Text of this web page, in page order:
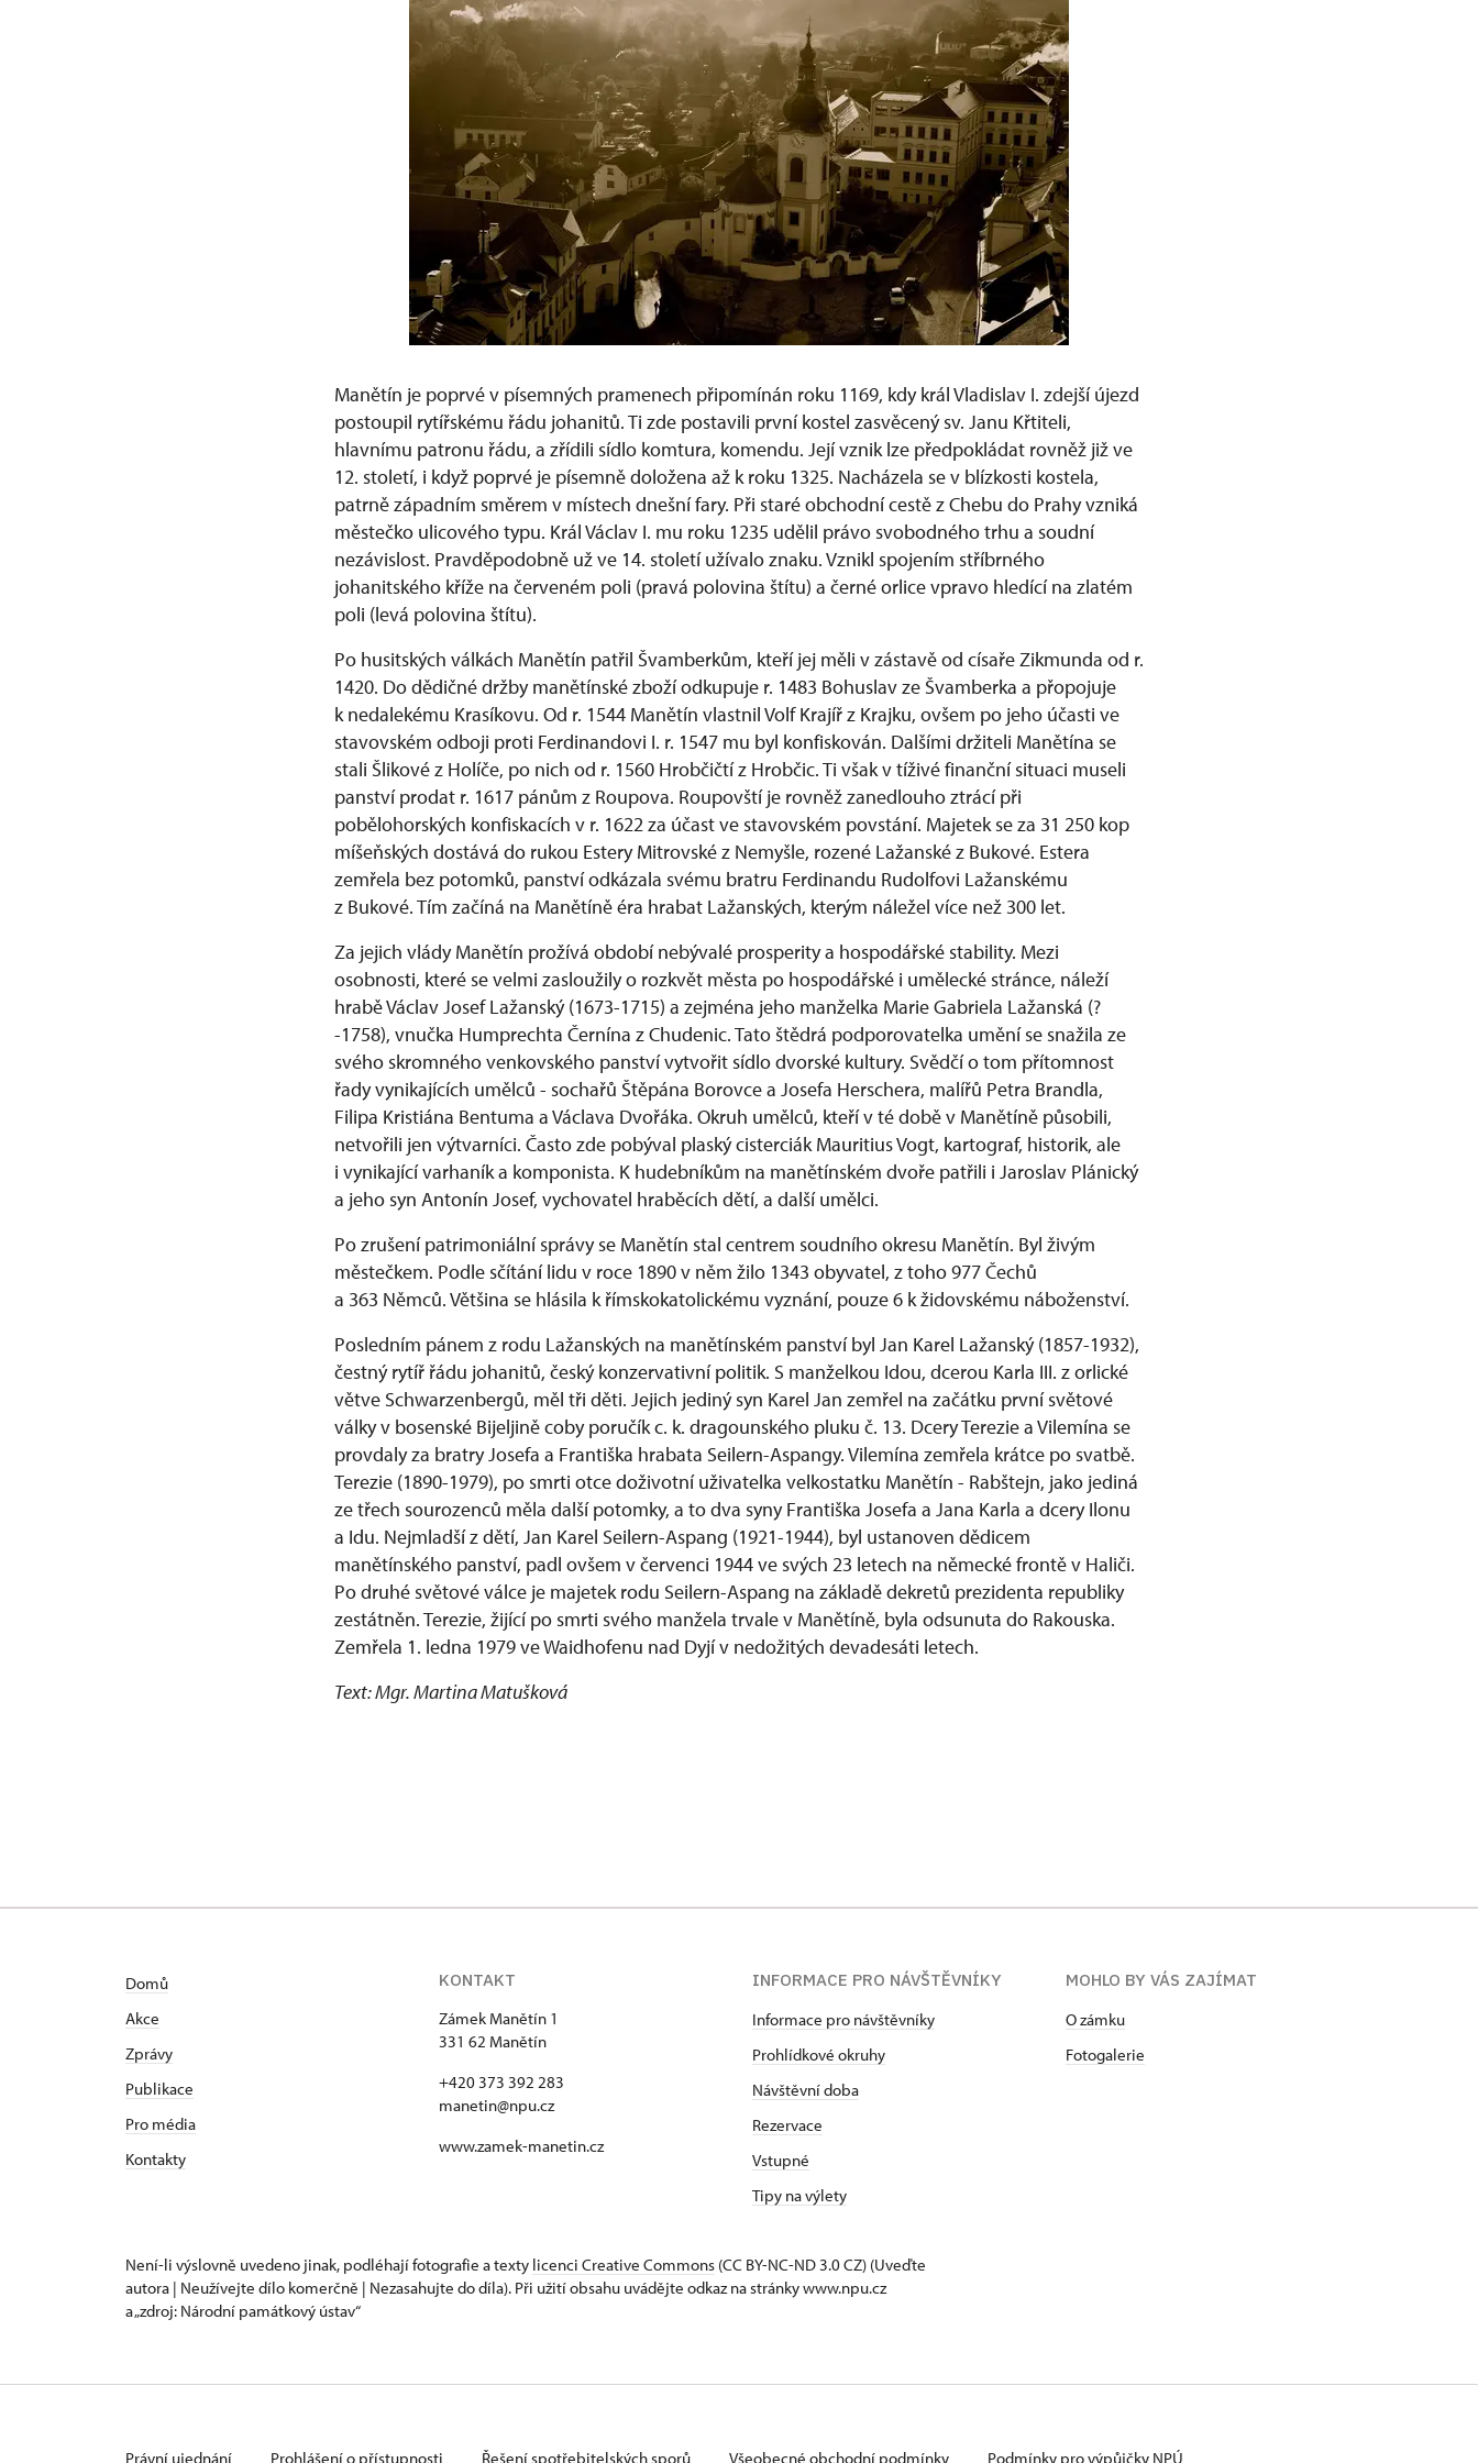
Manětín je poprvé v písemných pramenech připomínán roku 1169, kdy král Vladislav I. zdejší újezd
postoupil rytířskému řádu johanitů. Ti zde postavili první kostel zasvěcený sv. Janu Křtiteli,
hlavnímu patronu řádu, a zřídili sídlo komtura, komendu. Její vznik lze předpokládat rovněž již ve
12. století, i když poprvé je písemně doložena až k roku 1325. Nacházela se v blízkosti kostela,
patrně západním směrem v místech dnešní fary. Při staré obchodní cestě z Chebu do Prahy vzniká
městečko ulicového typu. Král Václav I. mu roku 1235 udělil právo svobodného trhu a soudní
nezávislost. Pravděpodobně už ve 14. století užívalo znaku. Vznikl spojením stříbrného
johanitského kříže na červeném poli (pravá polovina štítu) a černé orlice vpravo hledící na zlatém
poli (levá polovina štítu).
Po husitských válkách Manětín patřil Švamberkům, kteří jej měli v zástavě od císaře Zikmunda od r.
1420. Do dědičné držby manětínské zboží odkupuje r. 1483 Bohuslav ze Švamberka a přopojuje
k nedalekému Krasíkovu. Od r. 1544 Manětín vlastnil Volf Krajíř z Krajku, ovšem po jeho účasti ve
stavovském odboji proti Ferdinandovi I. r. 1547 mu byl konfiskován. Dalšími držiteli Manětína se
stali Šlikové z Holíče, po nich od r. 1560 Hrobčičtí z Hrobčic. Ti však v tíživé finanční situaci museli
panství prodat r. 1617 pánům z Roupova. Roupovští je rovněž zanedlouho ztrácí při
pobělohorských konfiskacích v r. 1622 za účast ve stavovském povstání. Majetek se za 31 250 kop
míšeňských dostává do rukou Estery Mitrovské z Nemyšle, rozené Lažanské z Bukové. Estera
zemřela bez potomků, panství odkázala svému bratru Ferdinandu Rudolfovi Lažanskému
z Bukové. Tím začíná na Manětíně éra hrabat Lažanských, kterým náležel více než 300 let.
Za jejich vlády Manětín prožívá období nebývalé prosperity a hospodářské stability. Mezi
osobnosti, které se velmi zasloužily o rozkvět města po hospodářské i umělecké stránce, náleží
hrabě Václav Josef Lažanský (1673-1715) a zejména jeho manželka Marie Gabriela Lažanská (?
-1758), vnučka Humprechta Černína z Chudenic. Tato štědrá podporovatelka umění se snažila ze
svého skromného venkovského panství vytvořit sídlo dvorské kultury. Svědčí o tom přítomnost
řady vynikajících umělců - sochařů Štěpána Borovce a Josefa Herschera, malířů Petra Brandla,
Filipa Kristiána Bentuma a Václava Dvořáka. Okruh umělců, kteří v té době v Manětíně působili,
netvořili jen výtvarníci. Často zde pobýval plaský cisterciák Mauritius Vogt, kartograf, historik, ale
i vynikající varhaník a komponista. K hudebníkům na manětínském dvoře patřili i Jaroslav Plánický
a jeho syn Antonín Josef, vychovatel hraběcích dětí, a další umělci.
Po zrušení patrimoniální správy se Manětín stal centrem soudního okresu Manětín. Byl živým
městečkem. Podle sčítání lidu v roce 1890 v něm žilo 1343 obyvatel, z toho 977 Čechů
a 363 Němců. Většina se hlásila k římskokatolickému vyznání, pouze 6 k židovskému náboženství.
Posledním pánem z rodu Lažanských na manětínském panství byl Jan Karel Lažanský (1857-1932),
čestný rytíř řádu johanitů, český konzervativní politik. S manželkou Idou, dcerou Karla III. z orlické
větve Schwarzenbergů, měl tři děti. Jejich jediný syn Karel Jan zemřel na začátku první světové
války v bosenské Bijeljině coby poručík c. k. dragounského pluku č. 13. Dcery Terezie a Vilemína se
provdaly za bratry Josefa a Františka hrabata Seilern-Aspangy. Vilemína zemřela krátce po svatbě.
Terezie (1890-1979), po smrti otce doživotní uživatelka velkostatku Manětín - Rabštejn, jako jediná
ze třech sourozenců měla další potomky, a to dva syny Františka Josefa a Jana Karla a dcery Ilonu
a Idu. Nejmladší z dětí, Jan Karel Seilern-Aspang (1921-1944), byl ustanoven dědicem
manětínského panství, padl ovšem v červenci 1944 ve svých 23 letech na německé frontě v Haliči.
Po druhé světové válce je majetek rodu Seilern-Aspang na základě dekretů prezidenta republiky
zestátněn. Terezie, žijící po smrti svého manžela trvale v Manětíně, byla odsunuta do Rakouska.
Zemřela 1. ledna 1979 ve Waidhofenu nad Dyjí v nedožitých devadesáti letech.
Text: Mgr. Martina Matušková
Domů
Akce
Zprávy
Publikace
Pro média
Kontakty
KONTAKT
Zámek Manětín 1
331 62 Manětín
+420 373 392 283
manetin@npu.cz
www.zamek-manetin.cz
INFORMACE PRO NÁVŠTĚVNÍKY
Informace pro návštěvníky
Prohlídkové okruhy
Návštěvní doba
Rezervace
Vstupné
Tipy na výlety
MOHLO BY VÁS ZAJÍMAT
O zámku
Fotogalerie
Není-li výslovně uvedeno jinak, podléhají fotografie a texty licenci Creative Commons (CC BY-NC-ND 3.0 CZ) (Uveďte
autora | Neužívejte dílo komerčně | Nezasahujte do díla). Při užití obsahu uvádějte odkaz na stránky www.npu.cz
a „zdroj: Národní památkový ústav“
Právní ujednání Prohlášení o přístupnosti Řešení spotřebitelských sporů Všeobecné obchodní podmínky Podmínky pro výpůjčky NPÚ